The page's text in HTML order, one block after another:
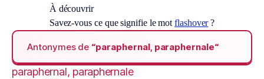
À découvrir
Savez-vous ce que signifie le motflashover?
Antonymes de “paraphernal, paraphernale“
paraphernal, paraphernale